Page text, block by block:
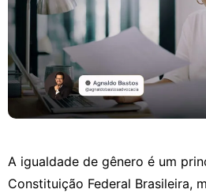
A igualdade de gênero é um
Constituição Federal Brasileira,